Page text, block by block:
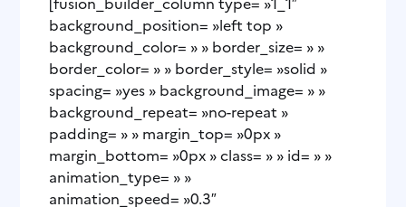
background_position= »left top »
background_color= » » border_size= » »
border_color= » » border_style= »solid »
spacing= »yes » background_image= » »
background_repeat= »no-repeat »
padding= » » margin_top= »0px »
margin_bottom= »0px » class= » » id= » »
animation_type= » »
animation_speed= »0.3″